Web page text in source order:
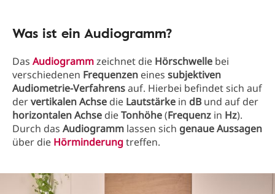
Was ist ein Audiogramm?
Das Audiogrammzeichnet die Hörschwelle bei
verschiedenen Frequenzen eines subjektiven
Audiometrie-Verfahrensauf. Hierbei befindet sich auf
dervertikalen Achse die Lautstärke in dBund auf der
horizontalen Achse dieTonhöhe(Frequenz in Hz).
Durch das Audiogramm lassen sich genaue Aussagen
über die Hörminderungtreffen.